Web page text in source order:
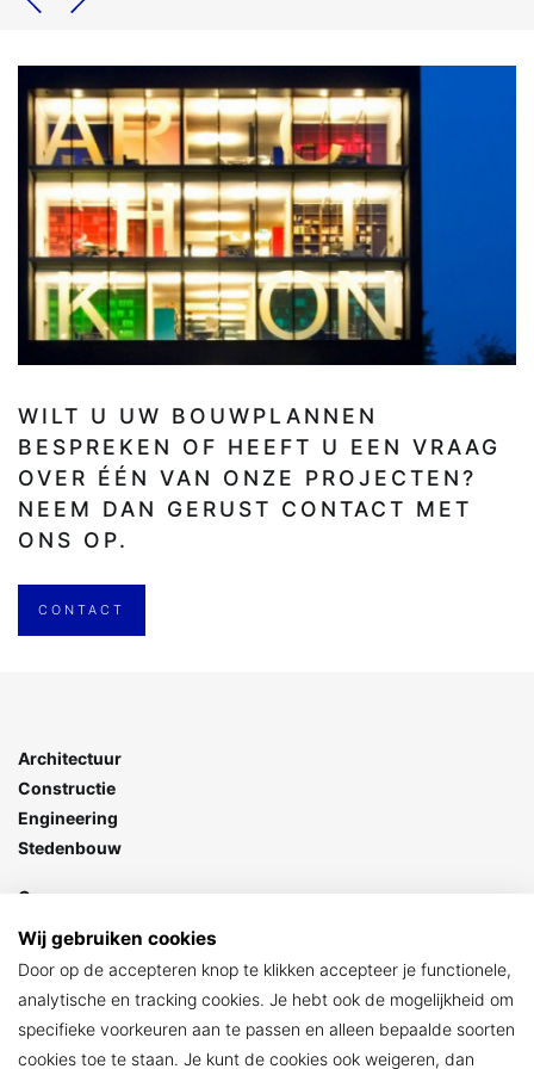
WILT U UW BOUWPLANNEN
BESPREKEN OF HEEFT U EEN VRAAG
OVER ÉÉN VAN ONZE PROJECTEN?
NEEM DAN GERUST CONTACT MET
ONS OP.
CONTACT
Architectuur
Constructie
Engineering
Stedenbouw
Goes
Stationspark 7
4462 DZ Goes
> Contact
ARCHIKON
Wij gebruiken cookies
Door op de accepteren knop te klikken accepteer je functionele,
analytische en tracking cookies. Je hebt ook de mogelijkheid om
specifieke voorkeuren aan te passen en alleen bepaalde soorten
cookies toe te staan. Je kunt de cookies ook weigeren, dan